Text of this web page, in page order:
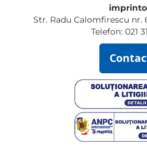
Str. Radu Calomfirescu nr.
Telefon: 021